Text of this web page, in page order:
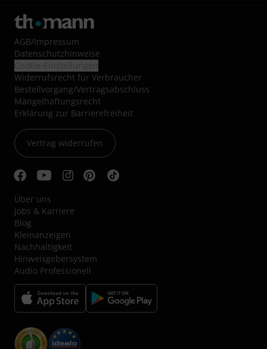
AGB/Impressum
Datenschutzhinweise
Widerrufsrecht für Verbraucher
Bestellvorgang/Vertragsabschluss
Mängelhaftungsrecht
Erklärung zur Barrierefreiheit
Vertrag widerrufen
Über uns
Jobs & Karriere
Blog
Kleinanzeigen
Nachhaltigkeit
Hinweisgebersystem
Audio Professionell